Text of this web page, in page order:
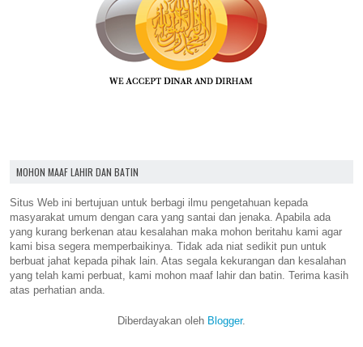
MOHON MAAF LAHIR DAN BATIN
Situs Web ini bertujuan untuk berbagi ilmu pengetahuan kepada
masyarakat umum dengan cara yang santai dan jenaka. Apabila ada
yang kurang berkenan atau kesalahan maka mohon beritahu kami agar
kami bisa segera memperbaikinya. Tidak ada niat sedikit pun untuk
berbuat jahat kepada pihak lain. Atas segala kekurangan dan kesalahan
yang telah kami perbuat, kami mohon maaf lahir dan batin. Terima kasih
atas perhatian anda.
Diberdayakan oleh Blogger.